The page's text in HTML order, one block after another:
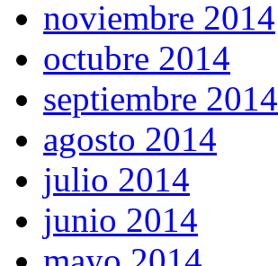
noviembre 2014
octubre 2014
septiembre 2014
agosto 2014
julio 2014
junio 2014